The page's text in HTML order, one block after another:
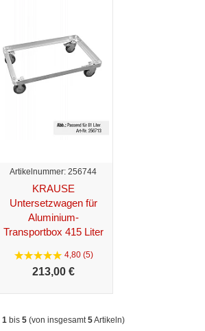
Artikelnummer: 256744
KRAUSE
Untersetzwagen für
Aluminium-
Transportbox 415 Liter
4,80 (5)
213,00 €
1 bis 5(von insgesamt 5Artikeln)